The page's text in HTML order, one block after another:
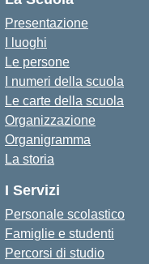
Presentazione
I luoghi
Le persone
I numeri della scuola
Le carte della scuola
Organizzazione
Organigramma
La storia
I Servizi
Personale scolastico
Famiglie e studenti
Percorsi di studio